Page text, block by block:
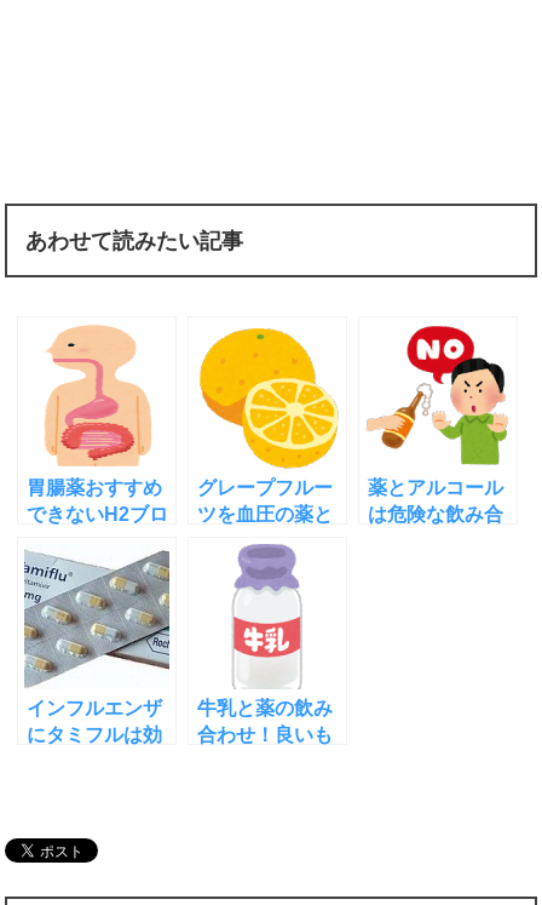
あわせて読みたい記事
胃腸薬おすすめ
できないH2ブロ
せん妄の副作用
グレープフルー
ツを血圧の薬と
一緒に飲むと危
険！その理由を
知ろう
薬とアルコール
は危険な飲み合
インフルエンザ
にタミフルは効
牛乳と薬の飲み
合わせ！良いも